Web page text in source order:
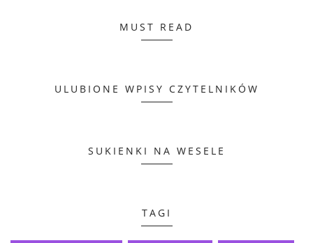
MUST READ
ULUBIONE WPISY CZYTELNIKÓW
SUKIENKI NA WESELE
TAGI